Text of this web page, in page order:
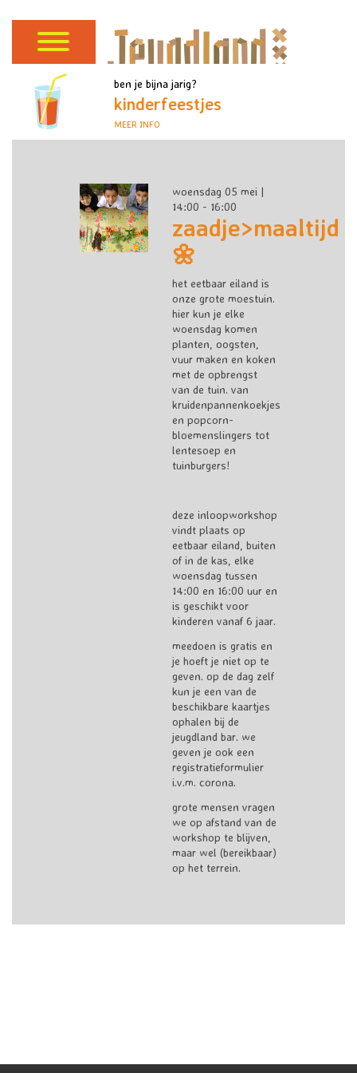
ben je bijna jarig?
kinderfeestjes
MEER INFO
woensdag 05 mei |
14:00 - 16:00
zaadje>maaltijd
🌼
het eetbaar eiland is
onze grote moestuin.
hier kun je elke
woensdag komen
planten, oogsten,
vuur maken en koken
met de opbrengst
van de tuin. van
kruidenpannenkoekjes
en popcorn-
bloemenslingers tot
lentesoep en
tuinburgers!
deze inloopworkshop
vindt plaats op
eetbaar eiland, buiten
of in de kas, elke
woensdag tussen
14:00 en 16:00 uur en
is geschikt voor
kinderen vanaf 6 jaar.
meedoen is gratis en
je hoeft je niet op te
geven. op de dag zelf
kun je een van de
beschikbare kaartjes
ophalen bij de
jeugdland bar. we
geven je ook een
registratieformulier
i.v.m. corona.
grote mensen vragen
we op afstand van de
workshop te blijven,
maar wel (bereikbaar)
op het terrein.